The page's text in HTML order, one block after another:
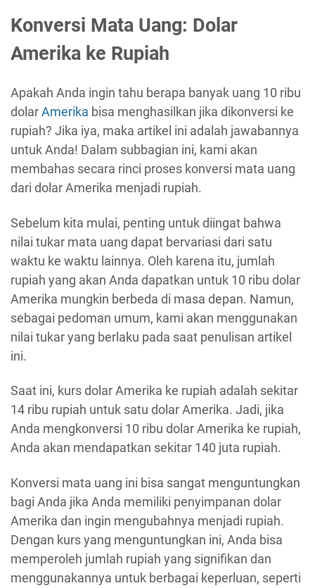
Konversi Mata Uang: Dolar
Amerika ke Rupiah
Apakah Anda ingin tahu berapa banyak uang 10 ribu
dolarAmerika bisa menghasilkan jika dikonversi ke
rupiah? Jika iya, maka artikel ini adalah jawabannya
untuk Anda! Dalam subbagian ini, kami akan
membahas secara rinci proses konversi mata uang
dari dolar Amerika menjadi rupiah.
Sebelum kita mulai, penting untuk diingat bahwa
nilai tukar mata uang dapat bervariasi dari satu
waktu ke waktu lainnya. Oleh karena itu, jumlah
rupiah yang akan Anda dapatkan untuk 10 ribu dolar
Amerika mungkin berbeda di masa depan. Namun,
sebagai pedoman umum, kami akan menggunakan
nilai tukar yang berlaku pada saat penulisan artikel
ini.
Saat ini, kurs dolar Amerika ke rupiah adalah sekitar
14 ribu rupiah untuk satu dolar Amerika. Jadi, jika
Anda mengkonversi 10 ribu dolar Amerika ke rupiah,
Anda akan mendapatkan sekitar 140 juta rupiah.
Konversi mata uang ini bisa sangat menguntungkan
bagi Anda jika Anda memiliki penyimpanan dolar
Amerika dan ingin mengubahnya menjadi rupiah.
Dengan kurs yang menguntungkan ini, Anda bisa
memperoleh jumlah rupiah yang signifikan dan
menggunakannya untuk berbagai keperluan, seperti